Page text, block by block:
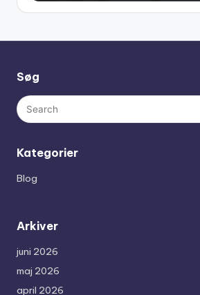
Søg
Kategorier
Blog
Arkiver
juni 2026
maj 2026
april 2026